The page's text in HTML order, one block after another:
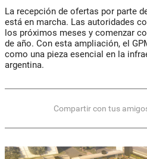
La recepción de ofertas por parte
está en marcha. Las autoridades
los próximos meses y comenzar
de año. Con esta ampliación, el
como una pieza esencial en la
argentina.
Compartir con tus